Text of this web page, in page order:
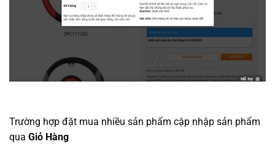
Trường hợp đặt mua nhiều sản phẩm cập nhập sản phẩm
qua Giỏ Hàng